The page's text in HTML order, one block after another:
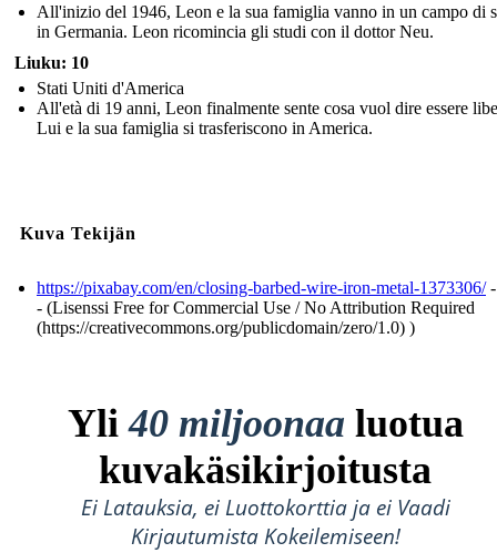
All'inizio del 1946, Leon e la sua famiglia vanno in un campo di
in Germania. Leon ricomincia gli studi con il dottor Neu.
Liuku: 10
Stati Uniti d'America
All'età di 19 anni, Leon finalmente sente cosa vuol dire essere
Lui e la sua famiglia si trasferiscono in America.
Kuva Tekijän
https://pixabay.com/en/closing-barbed-wire-iron-metal-1373306/-
- (Lisenssi Free for Commercial Use / No Attribution Required
(https://creativecommons.org/publicdomain/zero/1.0) )
Yli40 miljoonaa luotua
kuvakäsikirjoitusta
Ei Latauksia, ei Luottokorttia ja ei Vaadi
Kirjautumista Kokeilemiseen!